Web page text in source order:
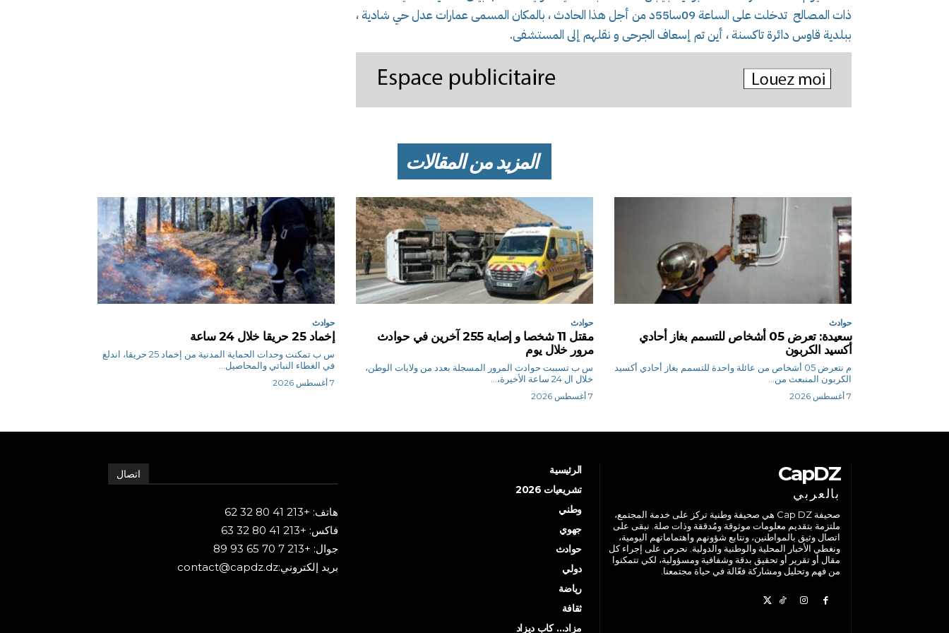
ذات المصالح تدخلت على الساعة 09سا55د من أجل هذا الحادث ، بالمكان المسمى عمارات عدل حي شادية ،
ببلدية قاوس دائرة تاكسنة ، أين تم إسعاف الجرحى و نقلهم إلى المستشفى.
المزيد من المقالات
حوادث
سعيدة: تعرض 05 أشخاص للتسمم بغاز أحادي
أكسيد الكربون
م نتعرض 05 أشخاص من عائلة واحدة للتسمم بغاز أحادي أكسيد
الكربون المنبعث من...
7 أغسطس 2026
حوادث
مقتل 11 شخصا و إصابة 255 آخرين في حوادث
مرور خلال يوم
س ب تسببت حوادث المرور المسجلة بعدد من ولايات الوطن،
خلال ال 24 ساعة الأخيرة،...
7 أغسطس 2026
حوادث
إخماد 25 حريقا خلال 24 ساعة
س ب تمكنت وحدات الحماية المدنية من إخماد 25 حريقا، اندلع
في الغطاء النباتي والمحاصيل...
7 أغسطس 2026
CapDZ
بالعربي
صحيفة Cap DZ هي صحيفة وطنية تركز على خدمة المجتمع،
ملتزمة بتقديم معلومات موثوقة ومُدققة وذات صلة. نبقى على
اتصال وثيق بالمواطنين، ونتابع شؤونهم واهتماماتهم اليومية،
ونغطي الأخبار المحلية والوطنية والدولية. نحرص على إجراء كل
مقال أو تقرير أو تحقيق بدقة وشفافية ومسؤولية، لكي تتمكنوا
من فهم وتحليل ومشاركة فعّالة في حياة مجتمعنا.
الرئيسية
تشريعيات 2026
وطني
جهوي
حوادث
دولي
رياضة
ثقافة
مزاد… كاب ديزاد
اتصال
هاتف: +213 41 80 32 62
فاكس: +213 41 80 32 63
جوال: +213 7 70 65 93 89
بريد إلكتروني:contact@capdz.dz